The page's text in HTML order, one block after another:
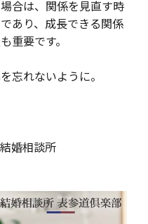
合は、関係を見直す時
あり、成長できる関係
重要です。
忘れないように。
婚相談所